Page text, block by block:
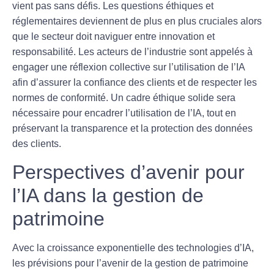
vient pas sans défis. Les questions éthiques et
réglementaires deviennent de plus en plus cruciales alors
que le secteur doit naviguer entre innovation et
responsabilité. Les acteurs de l’industrie sont appelés à
engager une réflexion collective sur l’utilisation de l’IA
afin d’assurer la confiance des clients et de respecter les
normes de conformité. Un cadre éthique solide sera
nécessaire pour encadrer l’utilisation de l’IA, tout en
préservant la transparence et la protection des données
des clients.
Perspectives d’avenir pour
l’IA dans la gestion de
patrimoine
Avec la croissance exponentielle des technologies d’IA,
les prévisions pour l’avenir de la gestion de patrimoine